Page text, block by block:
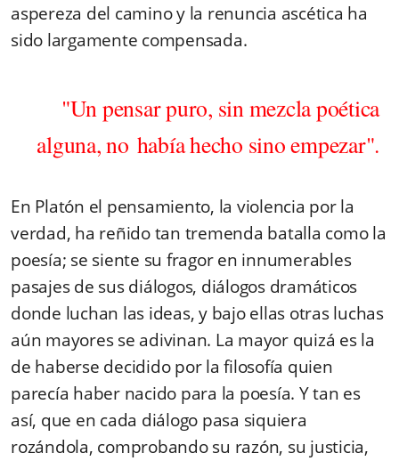
aspereza del camino y la renuncia ascética ha
sido largamente compensada.
"Un pensar puro, sin mezcla poética
alguna, no había hecho sino empezar".
En Platón el pensamiento, la violencia por la
verdad, ha reñido tan tremenda batalla como la
poesía; se siente su fragor en innumerables
pasajes de sus diálogos, diálogos dramáticos
donde luchan las ideas, y bajo ellas otras luchas
aún mayores se adivinan. La mayor quizá es la
de haberse decidido por la filosofía quien
parecía haber nacido para la poesía. Y tan es
así, que en cada diálogo pasa siquiera
rozándola, comprobando su razón, su justicia,